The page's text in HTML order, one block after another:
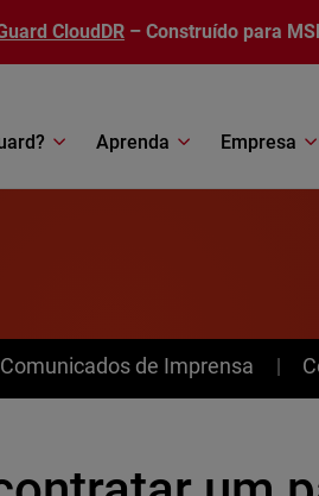
CloudDR – Construído para
Aprenda Empresa
Comunicados de Imprensa